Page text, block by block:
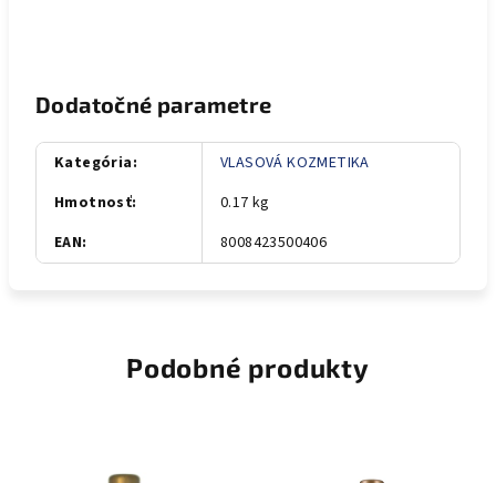
Dodatočné parametre
Kategória:
VLASOVÁ KOZMETIKA
Hmotnosť:
0.17 kg
EAN: 8008423500406
Podobné produkty